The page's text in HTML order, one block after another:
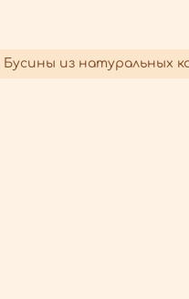
Бусины из натуральных